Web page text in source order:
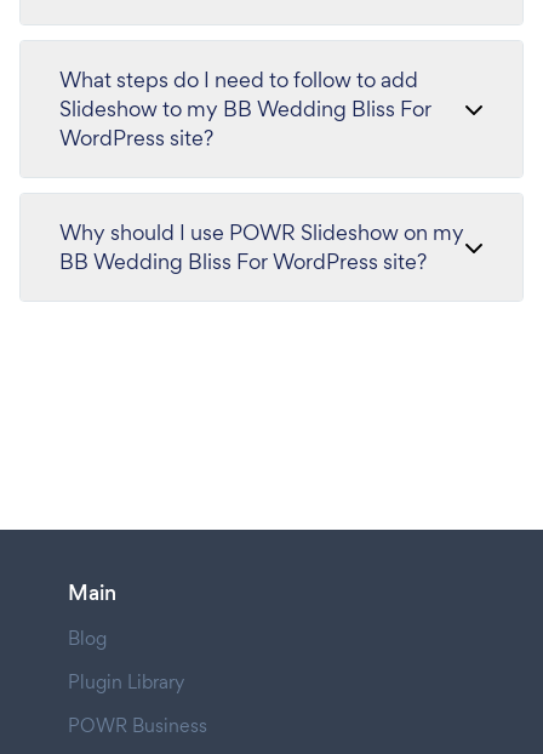
What steps do I need to follow to add
Slideshow to my BB Wedding Bliss For
WordPress site?
Why should I use POWR Slideshow on my
BB Wedding Bliss For WordPress site?
Main
Blog
Plugin Library
POWR Business